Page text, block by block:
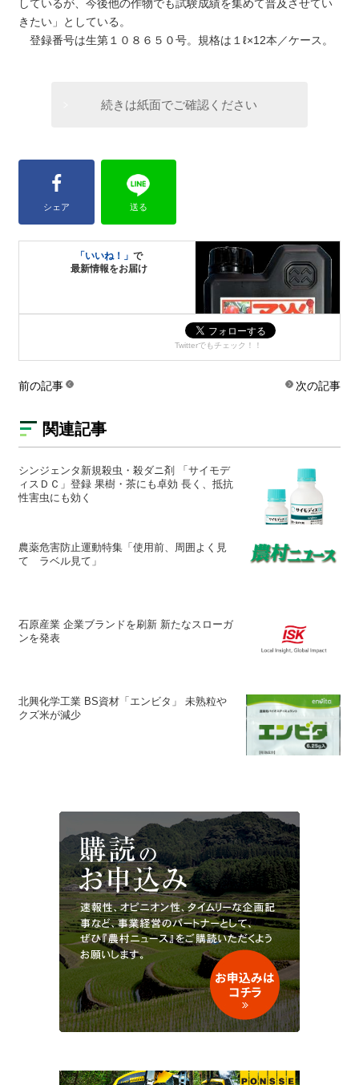
しているが、今後他の作物でも試験成績を集めて普及させてい
きたい」としている。
登録番号は生第１０８６５０号。規格は１ℓ×12本／ケース。
続きは紙面でご確認ください
シェア 送る
「いいね！」で
最新情報をお届け
Twitterでもチェック！！
前の記事 次の記事
関連記事
シンジェンタ新規殺虫・殺ダニ剤 「サイモデ
ィスＤＣ」登録 果樹・茶にも卓効 長く、抵抗
性害虫にも効く
農薬危害防止運動特集「使用前、周囲よく見
て ラベル見て」
石原産業 企業ブランドを刷新 新たなスローガ
ンを発表
北興化学工業 BS資材「エンビタ」 未熟粒や
クズ米が減少